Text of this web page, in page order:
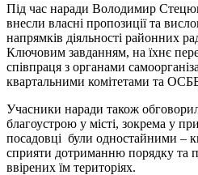
Під час наради Володимир
внесли власні пропозиції та
напрямків діяльності районних
Ключовим завданням, на їхнє
співпраця з органами
квартальними комітетами та
Учасники наради також
благоустрою у місті, зокрема у
посадовці були одностайними –
сприяти дотриманню порядку та
ввірених їм територіях.